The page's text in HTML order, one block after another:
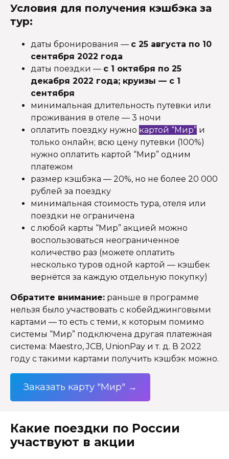
Условия для получения кэшбэка за
тур:
даты бронирования — с 25 августа по 10
сентября 2022 года
даты поездки — с 1 октября по 25
декабря 2022 года; круизы — с 1
сентября
минимальная длительность путевки или
проживания в отеле — 3 ночи
оплатить поездку нужно картой “Мир” и
только онлайн; всю цену путевки (100%)
нужно оплатить картой “Мир” одним
платежом
размер кэшбэка — 20%, но не более 20 000
рублей за поездку
минимальная стоимость тура, отеля или
поездки не ограничена
с любой карты “Мир” акцией можно
воспользоваться неограниченное
количество раз (можете оплатить
несколько туров одной картой — кэшбек
вернётся за каждую отдельную покупку)
Обратите внимание: раньше в программе
нельзя было участвовать с кобейджинговыми
картами — то есть с теми, к которым помимо
системы “Мир” подключена другая платежная
система: Maestro, JCB, UnionPay и т. д. В 2022
году с такими картами получить кэшбэк можно.
Заказать карту "Мир" →
Какие поездки по России
участвуют в акции